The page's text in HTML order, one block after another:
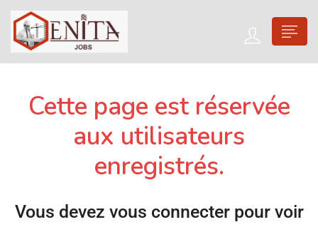
Cette page est réservée
aux utilisateurs
enregistrés.
Vous devez vous connecter pour voir